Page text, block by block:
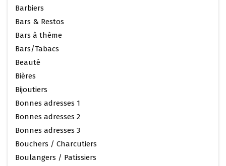
Barbiers
Bars & Restos
Bars à thème
Bars/Tabacs
Beauté
Bières
Bijoutiers
Bonnes adresses 1
Bonnes adresses 2
Bonnes adresses 3
Bouchers / Charcutiers
Boulangers / Patissiers